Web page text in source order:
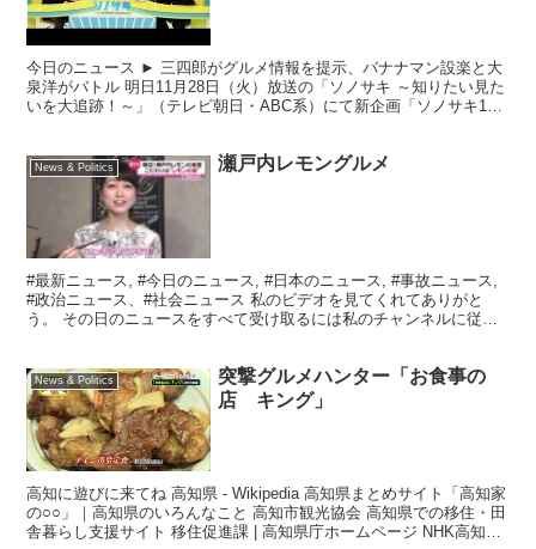
今日のニュース ► 三四郎がグルメ情報を提示、バナナマン設楽と大
泉洋がバトル 明日11月28日（火）放送の「ソノサキ ～知りたい見た
いを大追跡！～」（テレビ朝日・ABC系）にて新企画「ソノサキ1週
News & Politics 瀬戸内レモングルメ
#最新ニュース, #今日のニュース, #日本のニュース, #事故ニュース,
#政治ニュース、#社会ニュース 私のビデオを見てくれてありがと
う。 その日のニュースをすべて受け取るには私のチャンネルに従っ
News & Politics
突撃グルメハンター「お食事の
店 キング」
高知に遊びに来てね 高知県 - Wikipedia 高知県まとめサイト「高知家
の○○」｜高知県のいろんなこと 高知市観光協会 高知県での移住・田
舎暮らし支援サイト 移住促進課 | 高知県庁ホームページ NHK高知放